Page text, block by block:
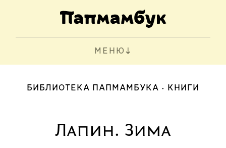
МЕНЮ
БИБЛИОТЕКА ПАПМАМБУКА КНИГИ
Лапин. Зима